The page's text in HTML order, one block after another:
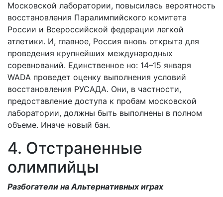
Московской лаборатории, повысилась вероятность
восстановления Паралимпийского комитета
России и Всероссийской федерации легкой
атлетики. И, главное, Россия вновь открыта для
проведения крупнейших международных
соревнований. Единственное но: 14–15 января
WADA проведет оценку выполнения условий
восстановления РУСАДА. Они, в частности,
предоставление доступа к пробам московской
лаборатории, должны быть выполнены в полном
объеме. Иначе новый бан.
4. Отстраненные
олимпийцы
Разбогатели на Альтернативных играх